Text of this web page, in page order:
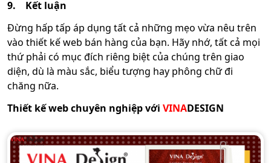
9. Kết luận
Đừng hấp tấp áp dụng tất cả những mẹo vừa nêu trên
vào thiết kế web bán hàng của bạn. Hãy nhớ, tất cả mọi
thứ phải có mục đích riêng biệt của chúng trên giao
diện, dù là màu sắc, biểu tượng hay phông chữ đi
chăng nữa.
Thiết kế web chuyên nghiệp với VINADESIGN